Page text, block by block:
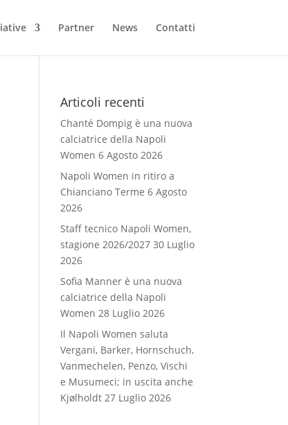
Partner News Contatti
Articoli recenti
Chanté Dompig è una nuova
calciatrice della Napoli
Women 6 Agosto 2026
Napoli Women in ritiro a
Chianciano Terme 6 Agosto
2026
Staff tecnico Napoli Women,
stagione 2026/2027 30 Luglio
2026
Sofia Manner è una nuova
calciatrice della Napoli
Women 28 Luglio 2026
Il Napoli Women saluta
Vergani, Barker, Hornschuch,
Vanmechelen, Penzo, Vischi
e Musumeci; in uscita anche
Kjølholdt 27 Luglio 2026